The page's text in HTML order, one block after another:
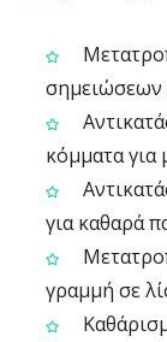
σημειώσεων
κόμματα
για καθαρά
γραμμή σε